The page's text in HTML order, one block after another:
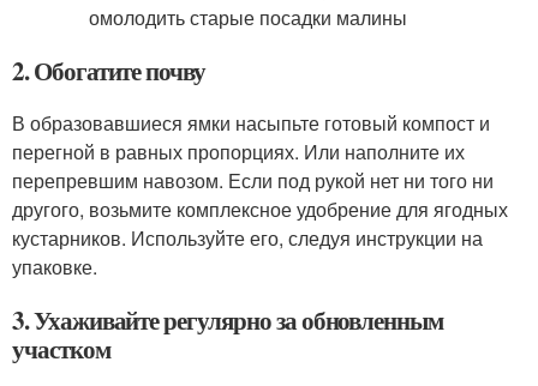
2. Обогатите почву
В образовавшиеся ямки насыпьте готовый компост и
перегной в равных пропорциях. Или наполните их
перепревшим навозом. Если под рукой нет ни того ни
другого, возьмите комплексное удобрение для ягодных
кустарников. Используйте его, следуя инструкции на
упаковке.
3. Ухаживайте регулярно за обновленным
участком